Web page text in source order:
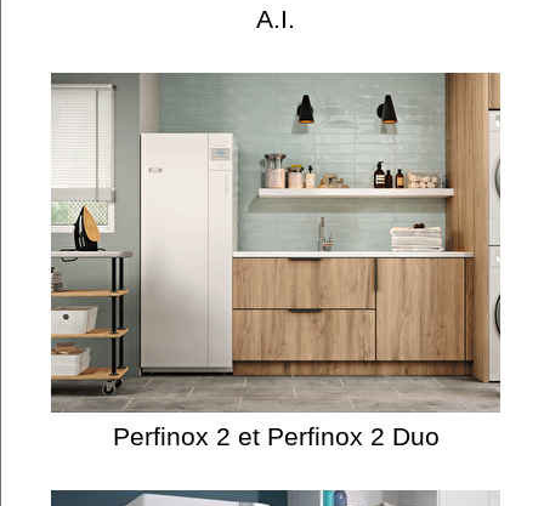
A.I.
Perfinox 2 et Perfinox 2 Duo